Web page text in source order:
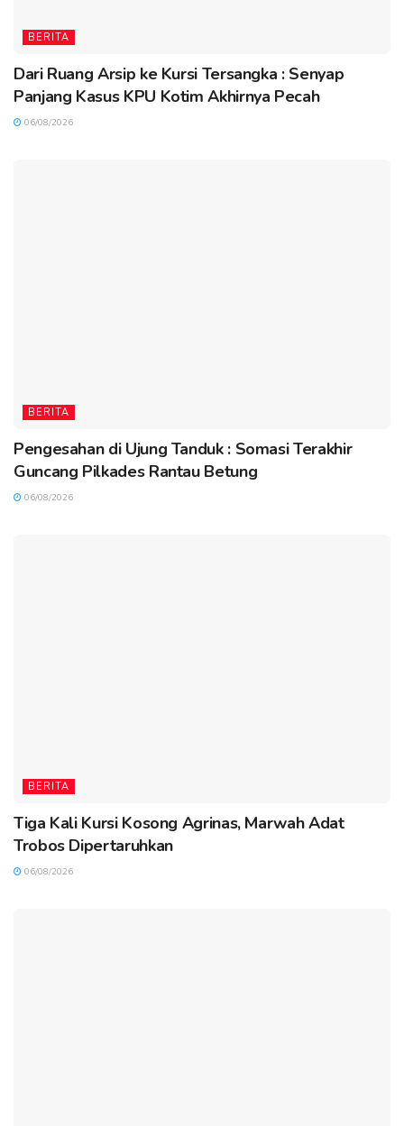
BERITA
Dari Ruang Arsip ke Kursi Tersangka : Senyap
Panjang Kasus KPU Kotim Akhirnya Pecah
06/08/2026
BERITA
Pengesahan di Ujung Tanduk : Somasi Terakhir
Guncang Pilkades Rantau Betung
06/08/2026
BERITA
Tiga Kali Kursi Kosong Agrinas, Marwah Adat
Trobos Dipertaruhkan
06/08/2026